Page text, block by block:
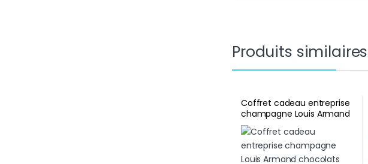
Produits similaires
Coffret cadeau entreprise
champagne Louis Armand
chocolats Weiss